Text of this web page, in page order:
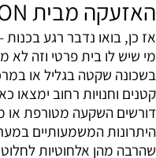
האזעקה מבית HIKVISION
אז כן, בואו נדבר רגע
מי שיש לו בית פרטי וזה
בשכונה שקטה בגליל או
קטנים וחנויות רחוב ימצאו
דורשים השקעה מטורפת